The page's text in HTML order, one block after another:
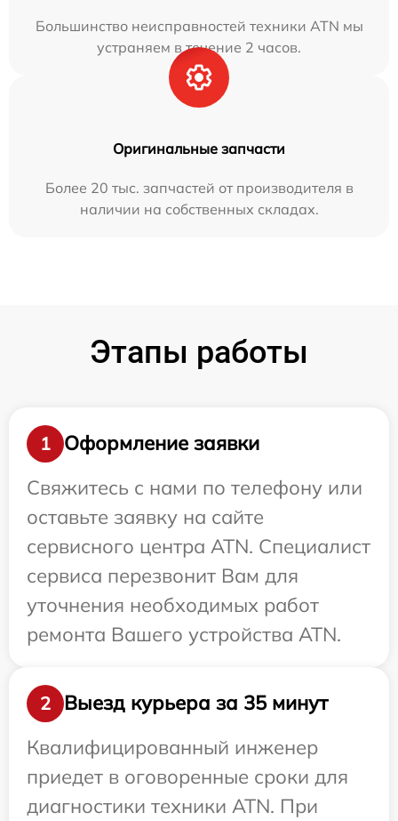
Большинство неисправностей техники ATN мы
устраняем в течение 2 часов.
Оригинальные запчасти
Более 20 тыс. запчастей от производителя в
наличии на собственных складах.
Этапы работы
1
Оформление заявки
Свяжитесь с нами по телефону или
оставьте заявку на сайте
сервисного центра ATN. Специалист
сервиса перезвонит Вам для
уточнения необходимых работ
ремонта Вашего устройства ATN.
2
Выезд курьера за 35 минут
Квалифицированный инженер
приедет в оговоренные сроки для
диагностики техники ATN. При